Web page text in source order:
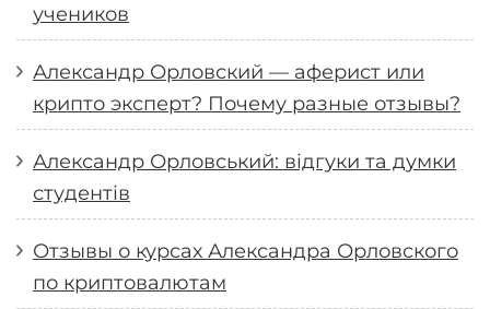
учеников
Александр Орловский — аферист или
крипто эксперт? Почему разные отзывы?
Александр Орловський: відгуки та думки
студентів
Отзывы о курсах Александра Орловского
по криптовалютам